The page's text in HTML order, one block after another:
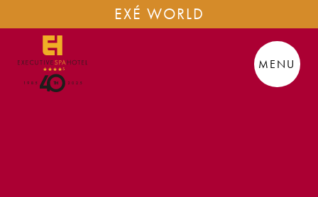
MENU
EXÉ WORLD